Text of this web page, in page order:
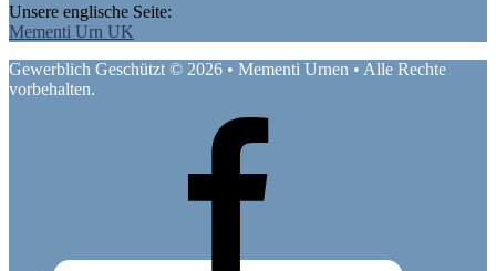
Unsere englische Seite:
Mementi Urn UK
Gewerblich Geschützt © 2026 • Mementi Urnen • Alle Rechte
vorbehalten.